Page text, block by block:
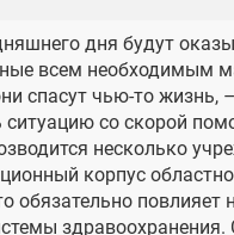
дня будут
всем необходимым
спасут чью-то жизнь,
ситуацию со скорой
несколько
корпус
повлияет
здравоохранения.